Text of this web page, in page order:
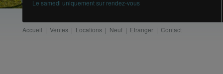
Le samedi uniquement sur rendez-vous
Accueil | Ventes | Locations | Neuf | Etranger | Contact